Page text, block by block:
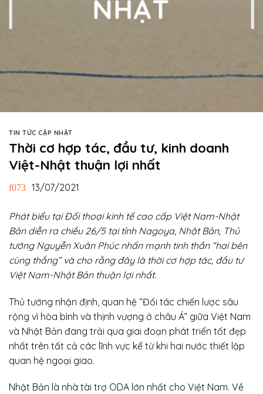
NHẬT
TIN TỨC CẬP NHẬT
Thời cơ hợp tác, đầu tư, kinh doanh
Việt-Nhật thuận lợi nhất
13/07/2021
Phát biểu tại Đối thoại kinh tế cao cấp Việt Nam-Nhật
Bản diễn ra chiều 26/5 tại tỉnh Nagoya, Nhật Bản, Thủ
tướng Nguyễn Xuân Phúc nhấn mạnh tinh thần “hai bên
cùng thắng” và cho rằng đây là thời cơ hợp tác, đầu tư
Việt Nam-Nhật Bản thuận lợi nhất.
Thủ tướng nhận định, quan hệ “Đối tác chiến lược sâu
rộng vì hòa bình và thịnh vượng ở châu Á” giữa Việt Nam
và Nhật Bản đang trải qua giai đoạn phát triển tốt đẹp
nhất trên tất cả các lĩnh vực kể từ khi hai nước thiết lập
quan hệ ngoại giao.
Nhật Bản là nhà tài trợ ODA lớn nhất cho Việt Nam. Về